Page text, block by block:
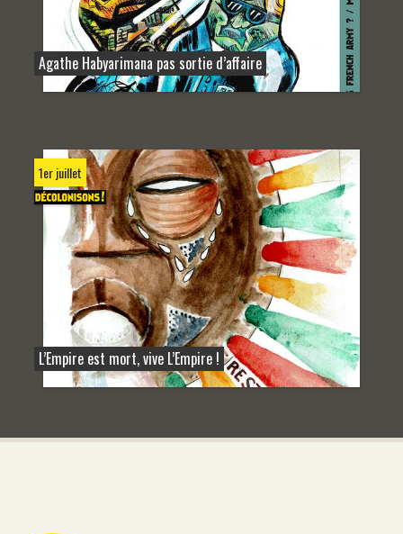
Agathe Habyarimana pas sortie d’affaire
1er juillet
L’Empire est mort, vive L’Empire !